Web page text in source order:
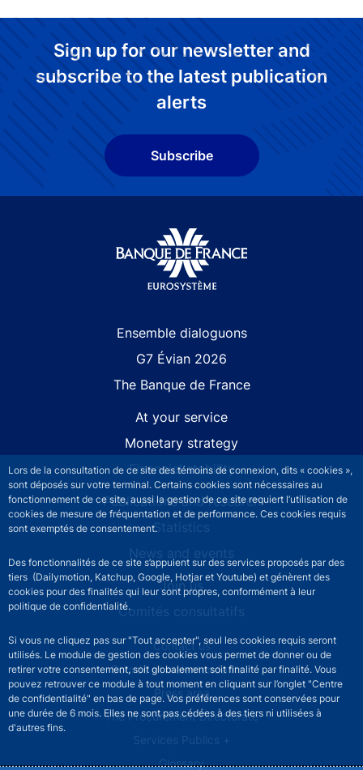
Lors de la consultation de ce site des témoins de connexion, dits « cookies »,
sont déposés sur votre terminal. Certains cookies sont nécessaires au
fonctionnement de ce site, aussi la gestion de ce site requiert l’utilisation de
cookies de mesure de fréquentation et de performance. Ces cookies requis
sont exemptés de consentement.
Des fonctionnalités de ce site s’appuient sur des services proposés par des
tiers (Dailymotion, Katchup, Google, Hotjar et Youtube) et génèrent des
cookies pour des finalités qui leur sont propres, conformément à leur
politique de confidentialité.
Si vous ne cliquez pas sur "Tout accepter", seul les cookies requis seront
utilisés. Le module de gestion des cookies vous permet de donner ou de
retirer votre consentement, soit globalement soit finalité par finalité. Vous
pouvez retrouver ce module à tout moment en cliquant sur l’onglet "Centre
de confidentialité" en bas de page. Vos préférences sont conservées pour
une durée de 6 mois. Elles ne sont pas cédées à des tiers ni utilisées à
d'autres fins.
Sign up for our newsletter and
subscribe to the latest publication
alerts
Subscribe
Ensemble dialoguons
G7 Évian 2026
The Banque de France
At your service
Monetary strategy
Financial stability
Publications and research
Statistics
News and events
Join us
Comités consultatifs
Footer secondary menuContact us
Sourds et malentendants
Press area
The Procurement Directorate
Services Publics +
Glossary